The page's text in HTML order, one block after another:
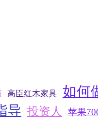
高臣红木家具 如何
导 投资人 苹果